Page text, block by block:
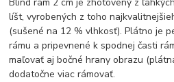
Blind rám 2 cm je zhotovený z
líšt, vyrobených z toho
(sušené na 12 % vlhkosť). Plátno je
rámu a pripevnené k spodnej časti
maľovať aj bočné hrany obrazu
dodatočne viac rámovať.